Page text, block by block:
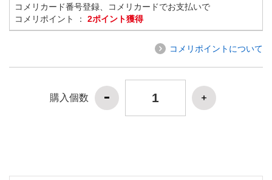
コメリカード番号登録、コメリカードでお支払いで
コメリポイント ： 2ポイント獲得
コメリポイントについて
購入個数